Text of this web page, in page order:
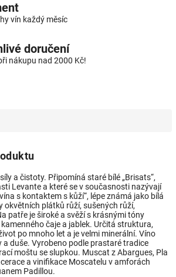
vín každý měsíc
doručení
nákupu nad 2000 Kč!
a čistoty. Připomíná staré bílé „Brisats“,
Levante a které se v současnosti nazývají
s kontaktem s kůží“, lépe známá jako bílá
okvětních plátků růží, sušených růží,
patře je široké a svěží s krásnými tóny
čaje a jablek. Určitá struktura,
po mnoho let a je velmi minerální. Víno
a duše. Vyrobeno podle prastaré tradice
moštu se slupkou. Muscat z Abargues, Pla
a vinifikace Moscatelu v amforách
Padillou.